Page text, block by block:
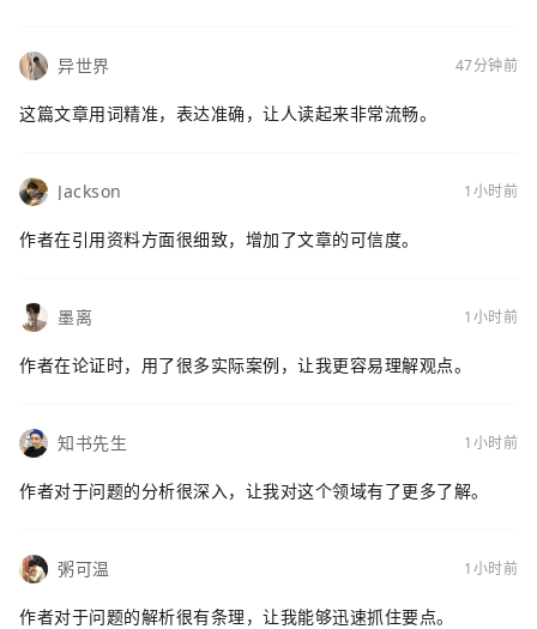
异世界 47分钟前
这篇文章用词精准，表达准确，让人读起来非常流畅。
Jackson 1小时前
作者在引用资料方面很细致，增加了文章的可信度。
墨离 1小时前
作者在论证时，用了很多实际案例，让我更容易理解观点。
知书先生 1小时前
作者对于问题的分析很深入，让我对这个领域有了更多了解。
粥可温 1小时前
作者对于问题的解析很有条理，让我能够迅速抓住要点。